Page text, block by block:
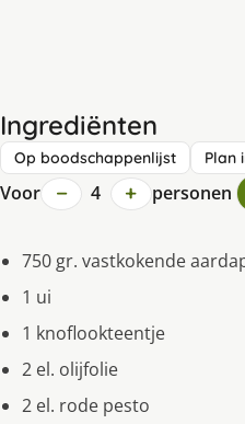
Ingrediënten
Op boodschappenlijst Plan
Voor − 4 + personen
750 gr. vastkokende
1 ui
1 knoflookteentje
2 el. olijfolie
2 el. rode pesto